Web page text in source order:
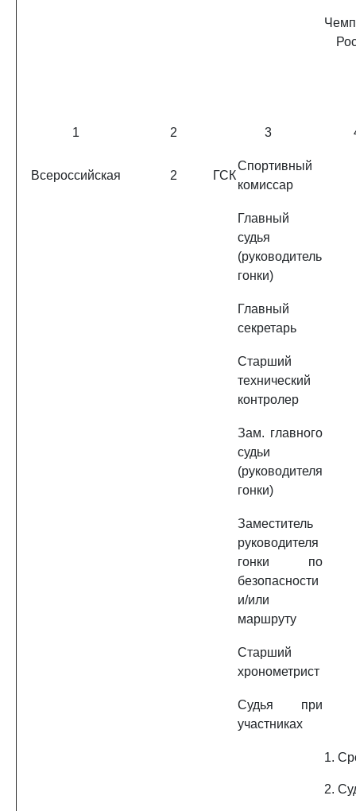
1 2 3
Всероссийская 2 ГСК
Спортивный
комиссар
Главный
судья
(руководитель
гонки)
Главный
секретарь
Старший
технический
контролер
Зам. главного
судьи
(руководителя
гонки)
Заместитель
руководителя
гонки по
безопасности
и/или
маршруту
Старший
хронометрист
Судья при
участниках
1.
2.